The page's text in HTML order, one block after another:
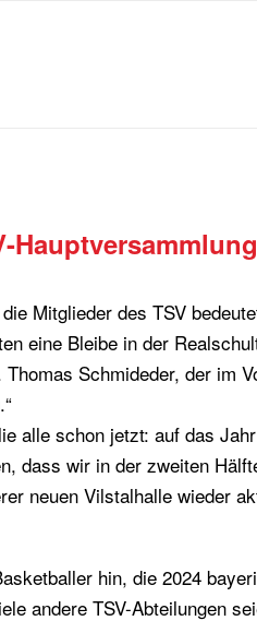
Mitglieder des TSV
eine Bleibe in der
Schmideder, der im
alle schon jetzt: auf das
dass wir in der zweiten
neuen Vilstalhalle wieder
hin, die 2024
andere TSV-Abteilungen